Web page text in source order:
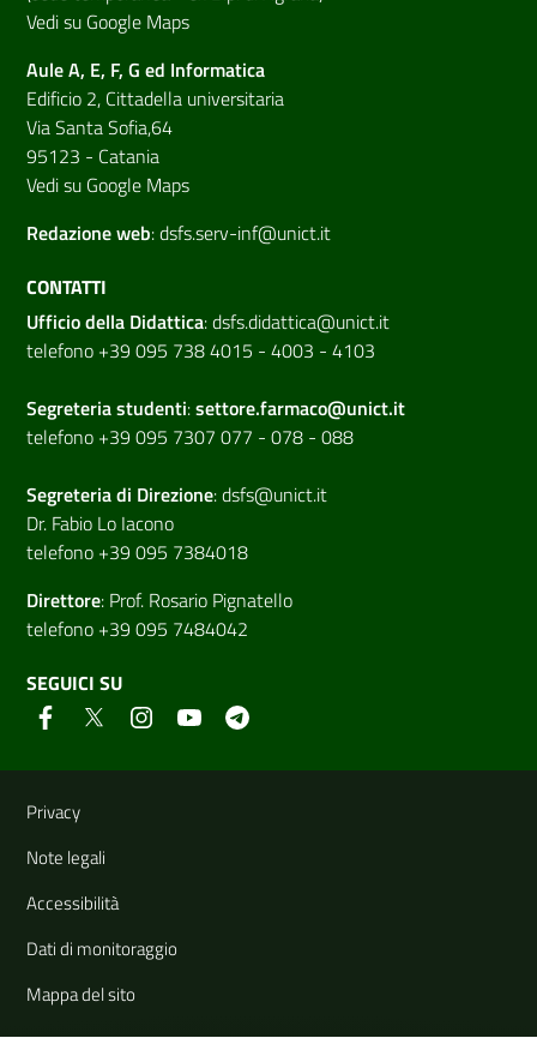
Vedi su Google Maps
Aule A, E, F, G ed Informatica
Edificio 2, Cittadella universitaria
Via Santa Sofia,64
95123 - Catania
Vedi su Google Maps
Redazione web:dsfs.serv-inf@unict.it
CONTATTI
Ufficio della Didattica:dsfs.didattica@unict.it
telefono +39 095 738 4015 - 4003 - 4103
Segreteria studenti:settore.farmaco@unict.it
telefono +39 095 7307 077 - 078 - 088
Segreteria di Direzione:dsfs@unict.it
Dr. Fabio Lo Iacono
telefono +39 095 7384018
Direttore: Prof. Rosario Pignatello
telefono +39 095 7484042
SEGUICI SU
Link e informazioni utili
Privacy
Note legali
Accessibilità
Dati di monitoraggio
Mappa del sito